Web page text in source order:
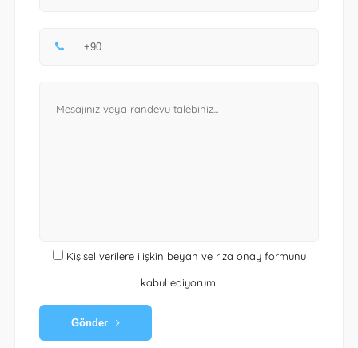
Kişisel verilere ilişkin beyan ve rıza onay formunu
kabul ediyorum.
Gönder